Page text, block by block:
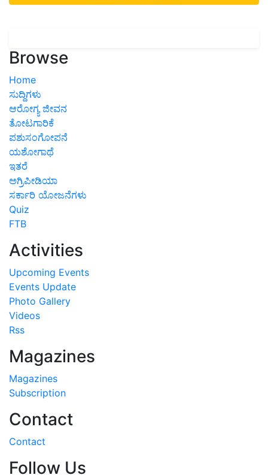
Browse
Home
ಸುದ್ದಿಗಳು
ಆರೋಗ್ಯ ಜೀವನ
ತೋಟಗಾರಿಕೆ
ಪಶುಸಂಗೋಪನೆ
ಯಶೋಗಾಥೆ
ಇತರೆ
ಅಗ್ರಿಪೀಡಿಯಾ
ಸರ್ಕಾರಿ ಯೋಜನೆಗಳು
Quiz
FTB
Activities
Upcoming Events
Events Update
Photo Gallery
Videos
Rss
Magazines
Magazines
Subscription
Contact
Contact
Follow Us